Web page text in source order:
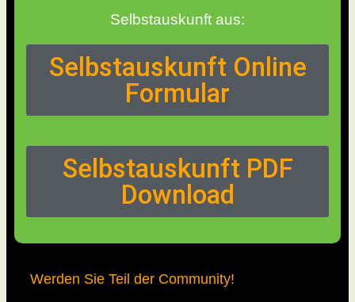
Selbstauskunft aus:
Selbstauskunft Online
Formular
Selbstauskunft PDF
Download
Werden Sie Teil der Community!